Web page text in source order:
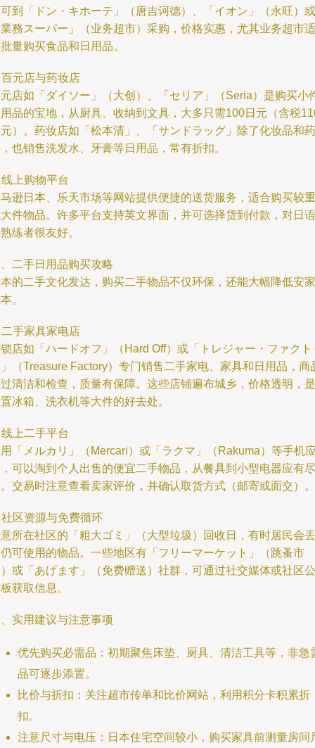
到「ドン・キホーテ」（唐吉诃德）、「イオン」（永旺）或
務スーパー」（业务超市）采购，价格实惠，尤其业务超市适
量购买食品和日用品。
元店与药妆店
店如「ダイソー」（大创）、「セリア」（Seria）是购买小
品的宝地，从厨具、收纳到文具，大多只需100日元（含税
）。药妆店如「松本清」、「サンドラッグ」除了化妆品和药
也销售洗发水、牙膏等日用品，常有折扣。
上购物平台
逊日本、乐天市场等网站提供便捷的送货服务，适合购买较重
件物品。许多平台支持英文界面，并可选择货到付款，对日语
练者很友好。
二手日用品购买攻略
的二手文化发达，购买二手物品不仅环保，还能大幅降低安家
。
手家具家电店
店如「ハードオフ」（Hard Off）或「トレジャー・ファクト
（Treasure Factory）专门销售二手家电、家具和日用品，商
清洁和检查，质量有保障。这些店铺遍布城乡，价格透明，是
冰箱、洗衣机等大件的好去处。
上二手平台
「メルカリ」（Mercari）或「ラクマ」（Rakuma）等手机
可以淘到个人出售的便宜二手物品，从餐具到小型电器应有尽
交易时注意查看卖家评价，并确认取货方式（邮寄或面交）。
区资源与免费循环
所在社区的「粗大ゴミ」（大型垃圾）回收日，有时居民会丢
可使用的物品。一些地区有「フリーマーケット」（跳蚤市
或「あげます」（免费赠送）社群，可通过社交媒体或社区公
获取信息。
实用建议与注意事项
优先购买必需品：初期聚焦床垫、厨具、清洁工具等，非急
品可逐步添置。
比价与折扣：关注超市传单和比价网站，利用积分卡积累折
扣。
注意尺寸与电压：日本住宅空间较小，购买家具前测量房间